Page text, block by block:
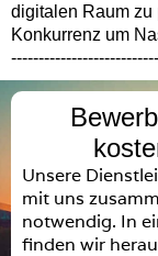
digitalen Raum zu
Konkurrenz um
Unsere
mit uns
notwendig. In
finden wir